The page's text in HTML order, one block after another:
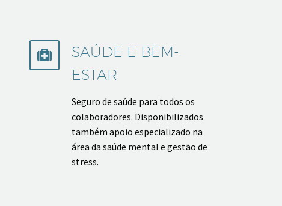


SAÚDE E BEM-
ESTAR
Seguro de saúde para todos os
colaboradores. Disponibilizados
também apoio especializado na
área da saúde mental e gestão de
stress.